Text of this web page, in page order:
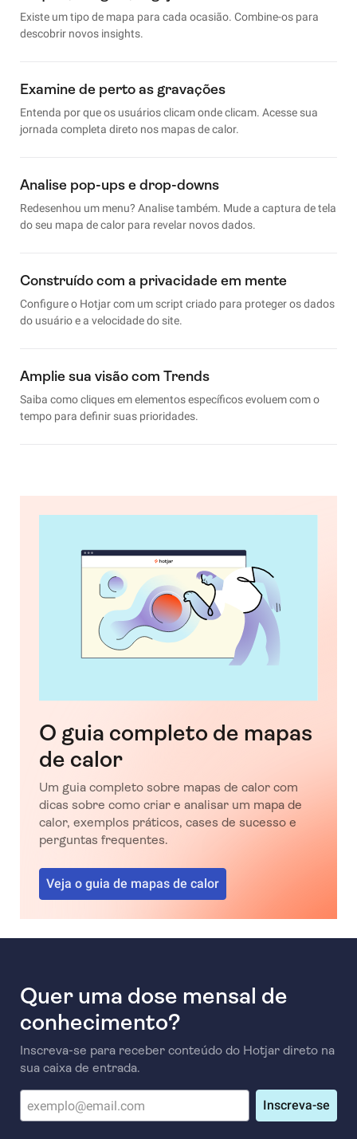
Existe um tipo de mapa para cada ocasião. Combine-os para
descobrir novos insights.
Examine de perto as gravações
Entenda por que os usuários clicam onde clicam. Acesse sua
jornada completa direto nos mapas de calor.
Analise pop-ups e drop-downs
Redesenhou um menu? Analise também. Mude a captura de tela
do seu mapa de calor para revelar novos dados.
Construído com a privacidade em mente
Configure o Hotjar com um script criado para proteger os dados
do usuário e a velocidade do site.
Amplie sua visão com Trends
Saiba como cliques em elementos específicos evoluem com o
tempo para definir suas prioridades.
O guia completo de mapas
de calor
Um guia completo sobre mapas de calor com
dicas sobre como criar e analisar um mapa de
calor, exemplos práticos, cases de sucesso e
perguntas frequentes.
Veja o guia de mapas de calor
Quer uma dose mensal de
conhecimento?
Inscreva-se para receber conteúdo do Hotjar direto na
sua caixa de entrada.
Inscreva-se